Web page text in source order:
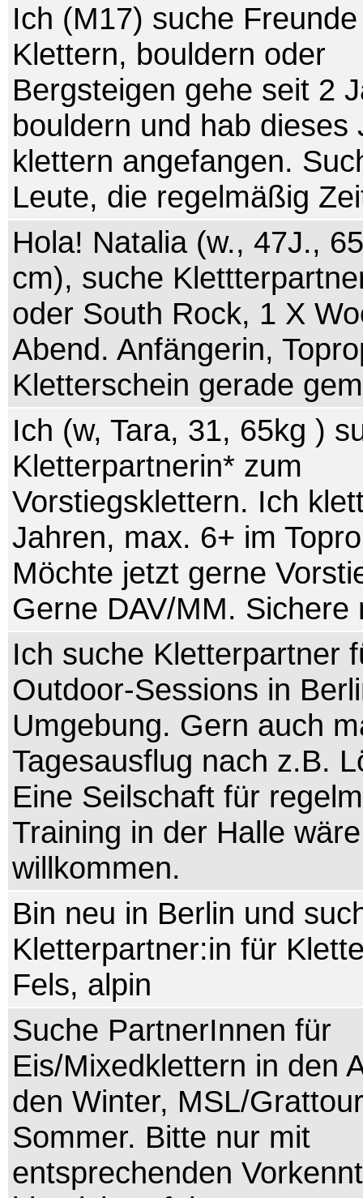
Ich (M17) suche
Klettern, bouldern oder
Bergsteigen gehe seit 2
bouldern und hab dieses
klettern angefangen.
Leute, die regelmäßig
Hola! Natalia (w., 47J.,
cm), suche
oder South Rock, 1 X
Abend. Anfängerin,
Kletterschein gerade
Ich (w, Tara, 31, 65kg )
Kletterpartnerin* zum
Vorstiegsklettern. Ich
Jahren, max. 6+ im
Möchte jetzt gerne
Gerne DAV/MM. Sichere
Ich suche Kletterpartner
Outdoor-Sessions in
Umgebung. Gern auch
Tagesausflug nach z.B.
Eine Seilschaft für
Training in der Halle
willkommen.
Bin neu in Berlin und
Kletterpartner:in für
Fels, alpin
Suche PartnerInnen für
Eis/Mixedklettern in den
den Winter, MSL/
Sommer. Bitte nur mit
entsprechenden